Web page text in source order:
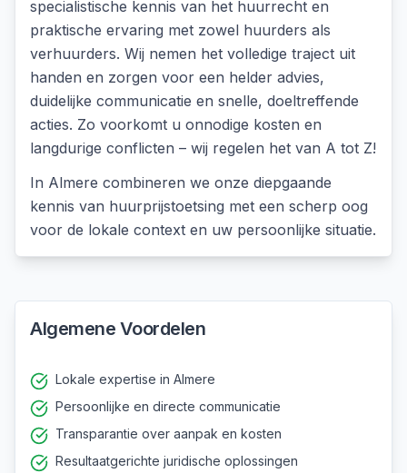
specialistische kennis van het huurrecht en
praktische ervaring met zowel huurders als
verhuurders. Wij nemen het volledige traject uit
handen en zorgen voor een helder advies,
duidelijke communicatie en snelle, doeltreffende
acties. Zo voorkomt u onnodige kosten en
langdurige conflicten – wij regelen het van A tot Z!
In Almere combineren we onze diepgaande
kennis van huurprijstoetsing met een scherp oog
voor de lokale context en uw persoonlijke situatie.
Algemene Voordelen
Lokale expertise in Almere
Persoonlijke en directe communicatie
Transparantie over aanpak en kosten
Resultaatgerichte juridische oplossingen